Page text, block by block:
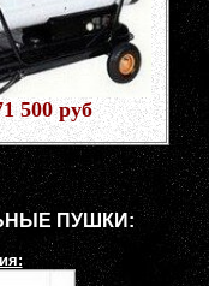
500 руб
ПУШКИ: